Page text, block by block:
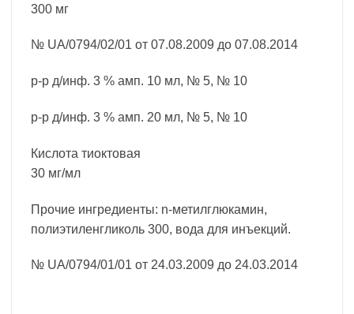
300 мг
№ UA/0794/02/01 от 07.08.2009 до 07.08.2014
р-р д/инф. 3 % амп. 10 мл, № 5, № 10
р-р д/инф. 3 % амп. 20 мл, № 5, № 10
Кислота тиоктовая
30 мг/мл
Прочие ингредиенты: n-метилглюкамин,
полиэтиленгликоль 300, вода для инъекций.
№ UA/0794/01/01 от 24.03.2009 до 24.03.2014